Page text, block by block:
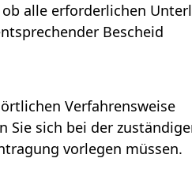
alle erforderlichen
Bescheid
Verfahrensweise
Sie sich bei der
vorlegen müssen.